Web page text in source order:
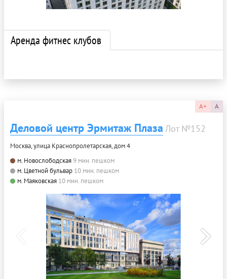
Аренда фитнес клубов
A+ A
Деловой центр Эрмитаж Плаза Лот №152
Москва, улица Краснопролетарская, дом 4
м. Новослободская9 мин. пешком
м. Цветной бульвар 10 мин. пешком
м. Маяковская 10 мин. пешком